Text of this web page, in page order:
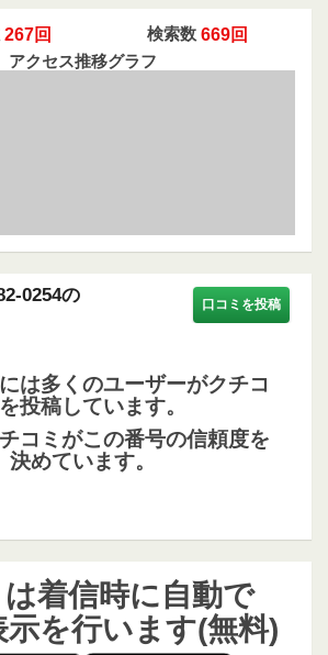
267回 検索数 669回
アクセス推移グラフ
0254の
口コミを投稿
は多くのユーザーがクチコ
投稿しています。
コミがこの番号の信頼度を
決めています。
着信時に自動で
示を行います(無料)